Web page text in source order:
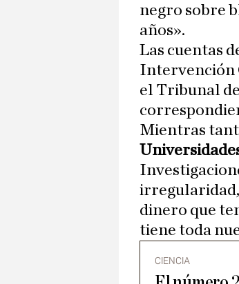
negro sobre
años».
Las cuentas
Intervención
el Tribunal
Mientras
irregularidad,
dinero que
tiene toda
CIENCIA